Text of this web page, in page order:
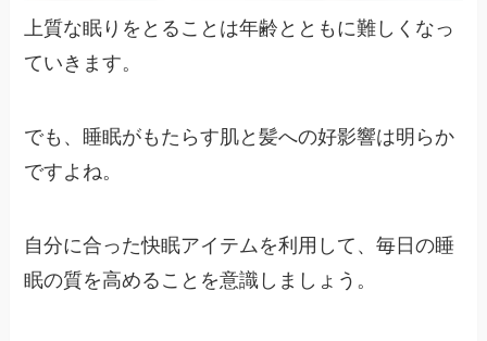
上質な眠りをとることは年齢とともに難しくなっ
ていきます。
でも、睡眠がもたらす肌と髪への好影響は明らか
ですよね。
自分に合った快眠アイテムを利用して、毎日の睡
眠の質を高めることを意識しましょう。